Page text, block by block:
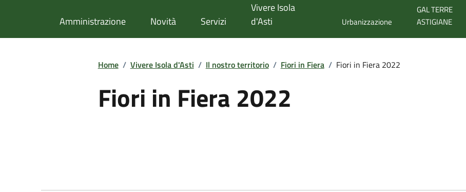
Amministrazione Novità Servizi
Vivere Isola
d'Asti
Urbanizzazione
GAL TERRE
ASTIGIANE
Home / Vivere Isola d'Asti / Il nostro territorio / Fiori in Fiera / Fiori in Fiera 2022
Fiori in Fiera 2022